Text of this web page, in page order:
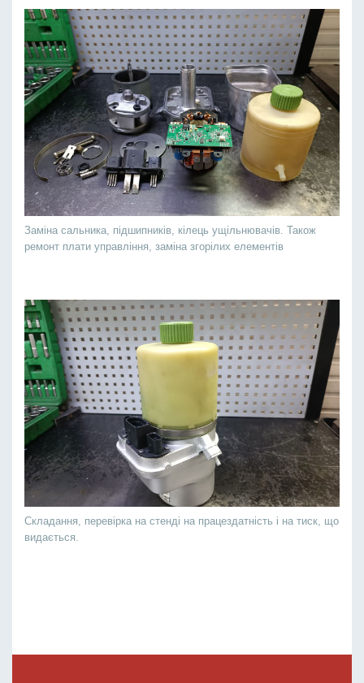
Заміна сальника, підшипників, кілець ущільнювачів. Також
ремонт плати управління, заміна згорілих елементів
Складання, перевірка на стенді на працездатність і на тиск, що
видається.